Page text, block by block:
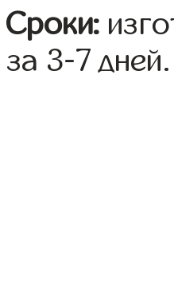
Сроки:
за 3-7 дней.